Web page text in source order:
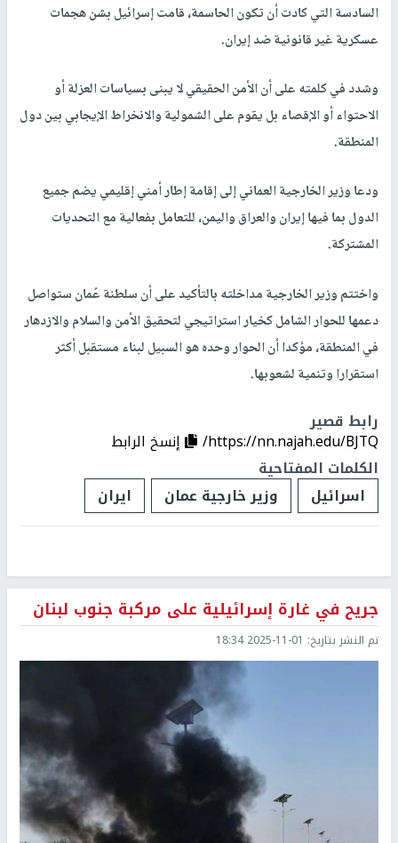
السادسة التي كادت أن تكون الحاسمة، قامت إسرائيل بشن هجمات
عسكرية غير قانونية ضد إيران.
وشدد في كلمته على أن الأمن الحقيقي لا يبنى بسياسات العزلة أو
الاحتواء أو الإقصاء بل يقوم على الشمولية والانخراط الإيجابي بين دول
المنطقة.
ودعا وزير الخارجية العماني إلى إقامة إطار أمني إقليمي يضم جميع
الدول بما فيها إيران والعراق واليمن، للتعامل بفعالية مع التحديات
المشتركة.
واختتم وزير الخارجية مداخلته بالتأكيد على أن سلطنة عُمان ستواصل
دعمها للحوار الشامل كخيار استراتيجي لتحقيق الأمن والسلام والازدهار
في المنطقة، مؤكدا أن الحوار وحده هو السبيل لبناء مستقبل أكثر
استقرارا وتنمية لشعوبها.
رابط قصير
https://nn.najah.edu/BJTQ/
إنسخ الرابط
الكلمات المفتاحية
اسرائيل
وزير خارجية عمان ايران
جريح في غارة إسرائيلية على مركبة جنوب لبنان
تم النشر بتاريخ: 2025-11-01 18:34